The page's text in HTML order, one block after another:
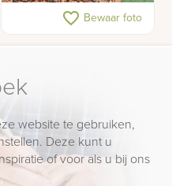
Kindergedenkteken met
favorite_border Bewaar foto
website te gebruiken,
Deze kunt u
of voor als u bij ons